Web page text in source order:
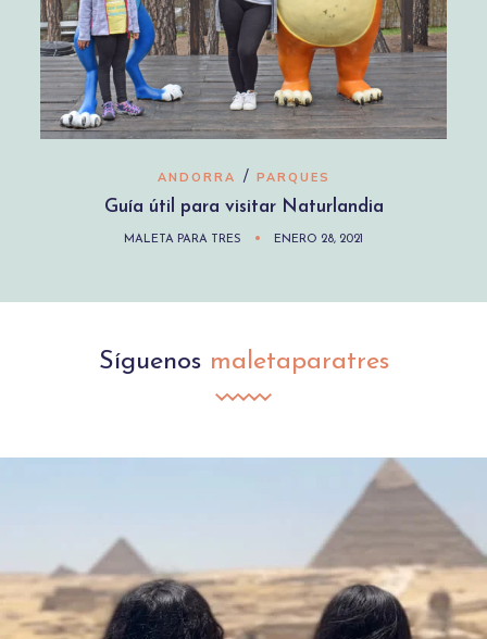
ANDORRA / PARQUES
Guía útil para visitar Naturlandia
MALETA PARA TRES ENERO 28, 2021
Síguenos maletaparatres